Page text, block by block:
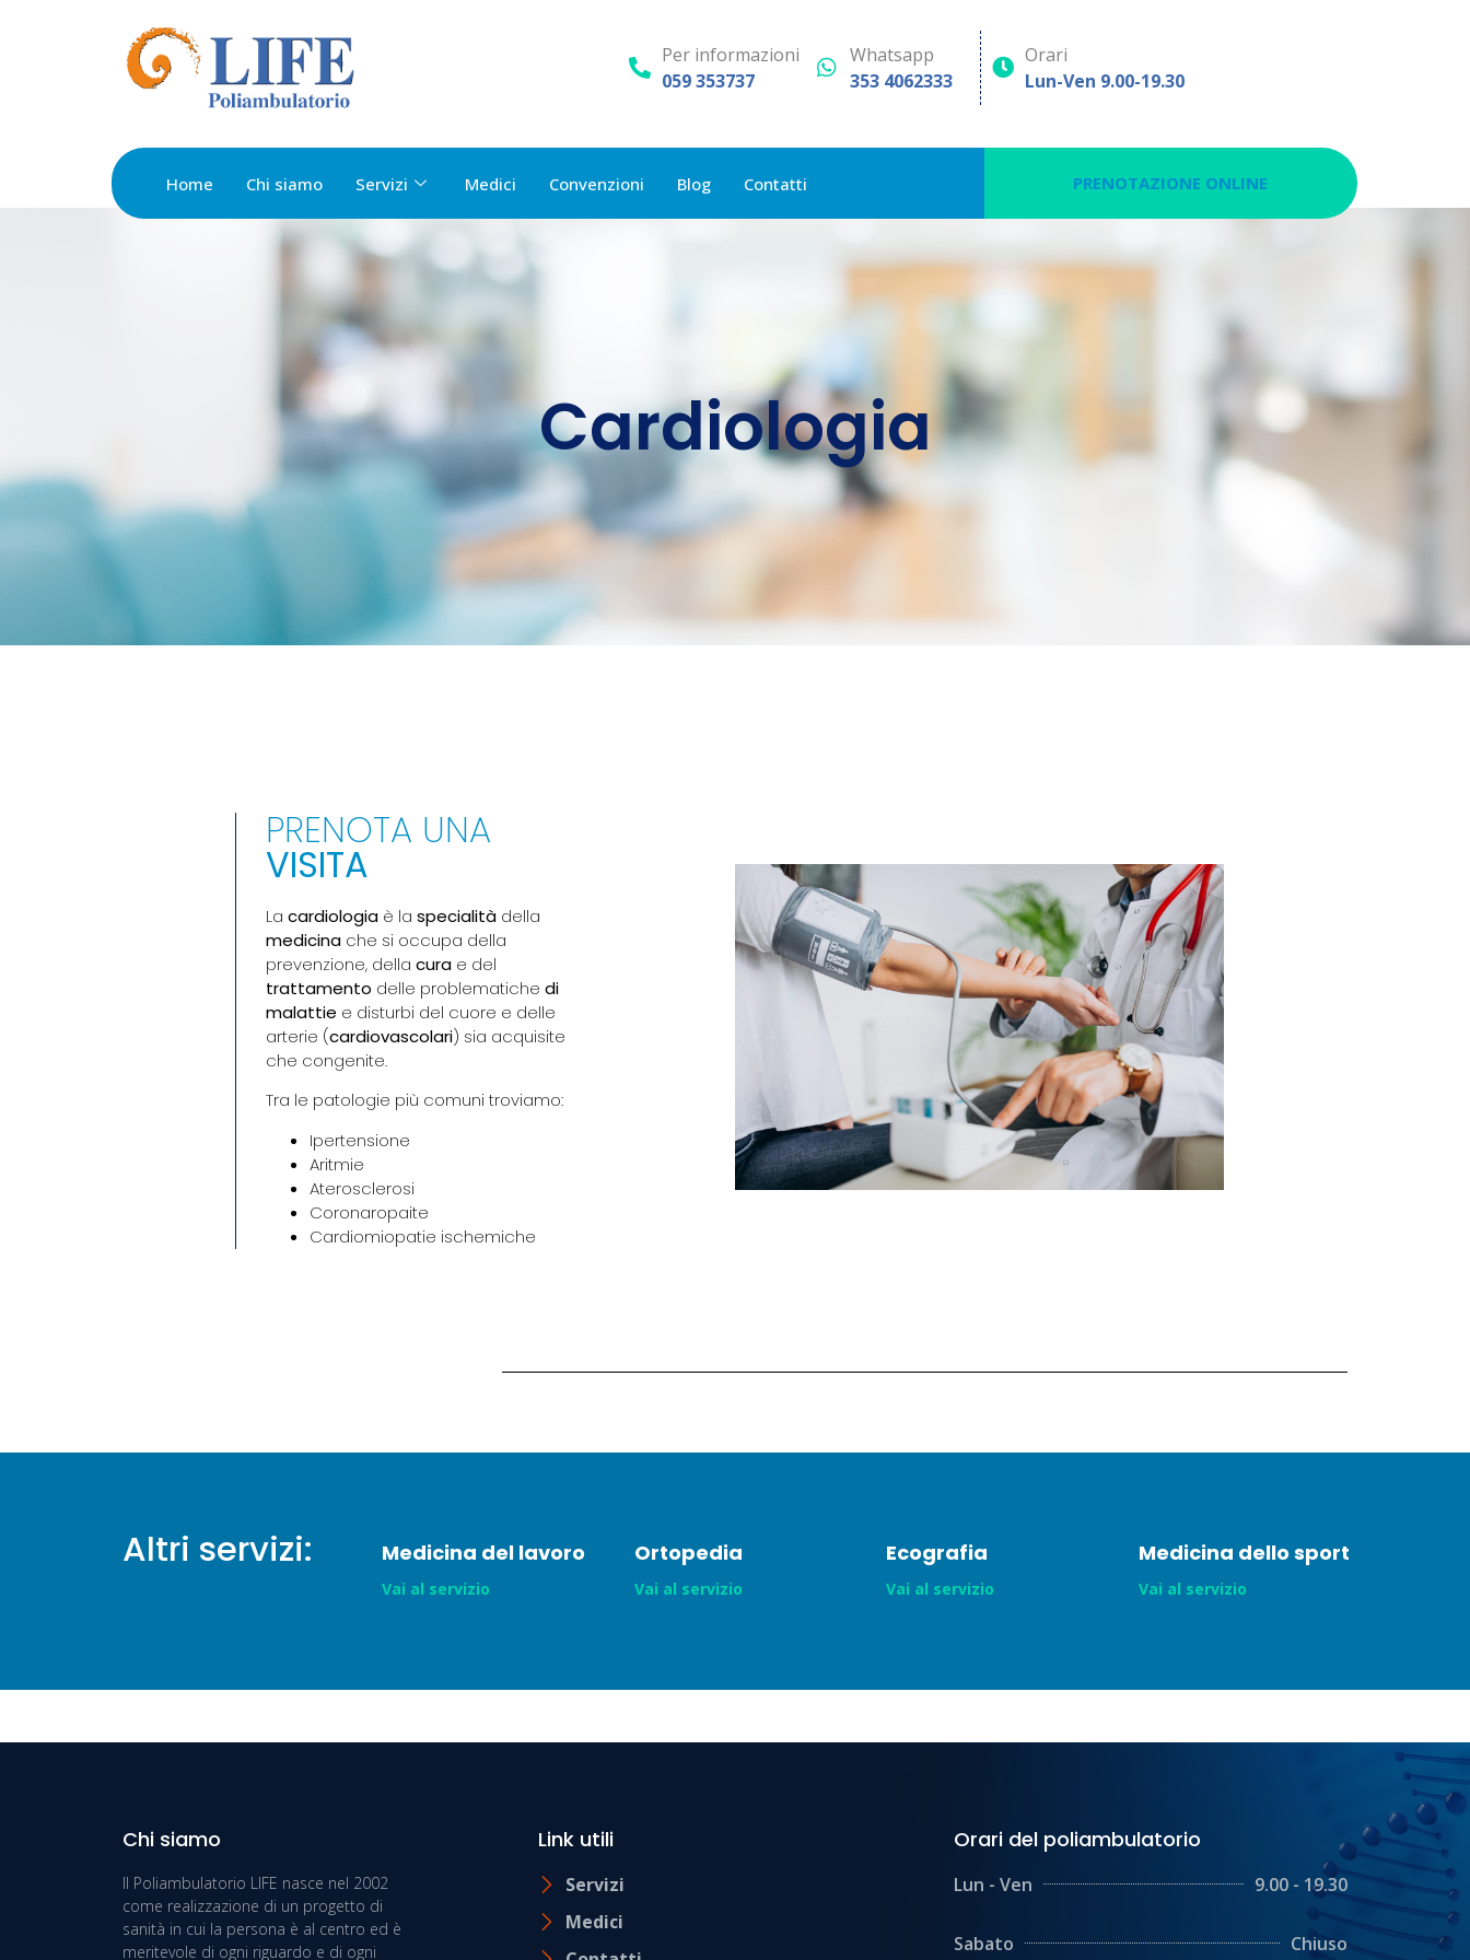
Per informazioni
059 353737
Whatsapp
353 4062333
Orari
Lun-Ven 9.00-19.30
Home Chi siamo Servizi Medici Convenzioni Blog Contatti PRENOTAZIONE ONLINE
Cardiologia
PRENOTA UNA
VISITA
Lacardiologia è laspecialità della
medicina che si occupa della
prevenzione, della cura e del
trattamento delle problematichedi
malattie e disturbi del cuore e delle
arterie (cardiovascolari) sia acquisite
che congenite.
Tra le patologie più comuni troviamo:
Ipertensione
Aritmie
Aterosclerosi
Coronaropaite
Cardiomiopatie ischemiche
Altri servizi: Medicina del lavoro
Vai al servizio
Ortopedia
Vai al servizio
Ecografia
Vai al servizio
Medicina dello sport
Vai al servizio
Chi siamo
Il Poliambulatorio LIFE nasce nel 2002
come realizzazione di un progetto di
sanità in cui la persona è al centro ed è
meritevole di ogni riguardo e di ogni
Link utili
Servizi
Medici
Orari del poliambulatorio
Lun - Ven 9.00 - 19.30
Sabato Chiuso